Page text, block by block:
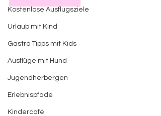
Kostenlose Ausflugsziele
Urlaub mit Kind
Gastro Tipps mit Kids
Ausflüge mit Hund
Jugendherbergen
Erlebnispfade
Kindercafé